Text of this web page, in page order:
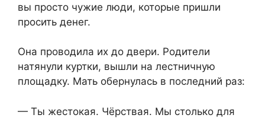
вы просто чужие люди, которые пришли
просить денег.
Она проводила их до двери. Родители
натянули куртки, вышли на лестничную
площадку. Мать обернулась в последний раз:
— Ты жестокая. Чёрствая. Мы столько для